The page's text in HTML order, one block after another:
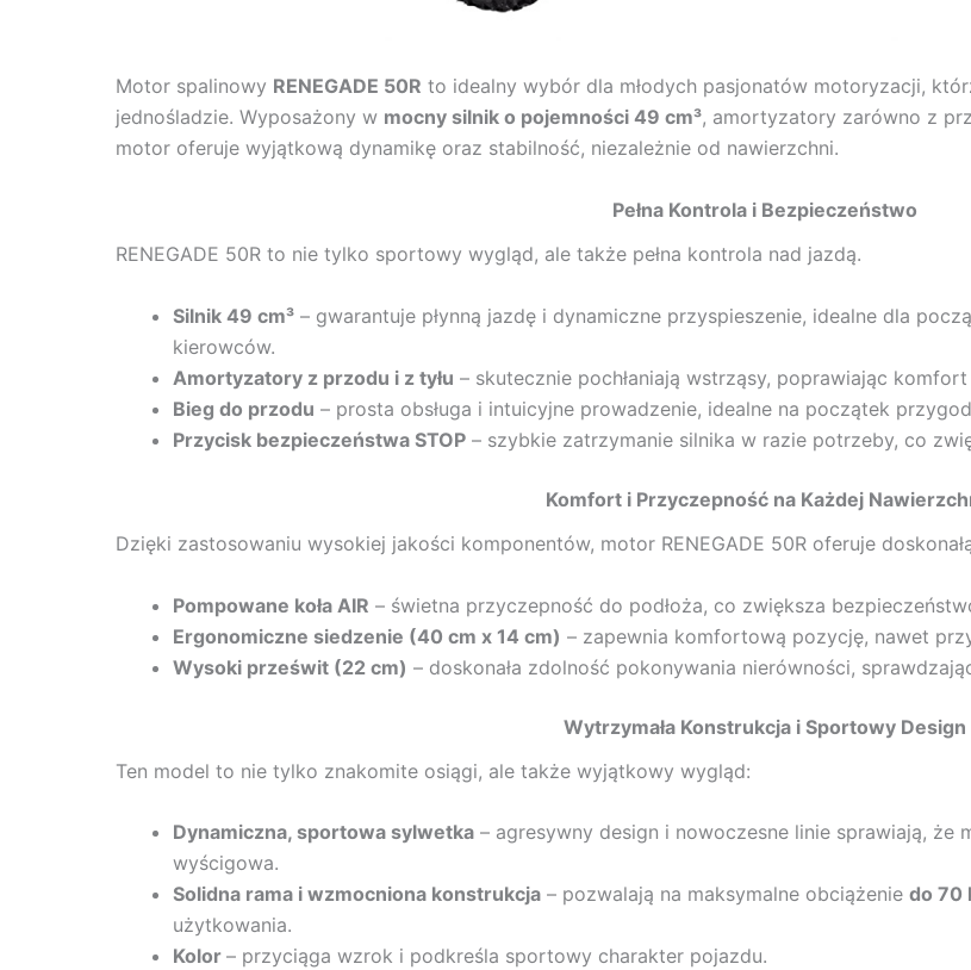
Motor spalinowy RENEGADE 50R to idealny wybór dla młodych pasjonatów motoryzacji,
jednośladzie. Wyposażony w mocny silnik o pojemności 49 cm³, amortyzatory zarówno z
motor oferuje wyjątkową dynamikę oraz stabilność, niezależnie od nawierzchni.
Pełna Kontrola i Bezpieczeństwo
RENEGADE 50R to nie tylko sportowy wygląd, ale także pełna kontrola nad jazdą.
Silnik 49 cm³ – gwarantuje płynną jazdę i dynamiczne przyspieszenie, idealne dla
kierowców.
Amortyzatory z przodu i z tyłu – skutecznie pochłaniają wstrząsy, poprawiając
Bieg do przodu – prosta obsługa i intuicyjne prowadzenie, idealne na początek
Przycisk bezpieczeństwa STOP – szybkie zatrzymanie silnika w razie potrzeby, co
Komfort i Przyczepność na Każdej
Dzięki zastosowaniu wysokiej jakości komponentów, motor RENEGADE 50R oferuje
Pompowane koła AIR – świetna przyczepność do podłoża, co zwiększa
Ergonomiczne siedzenie (40 cm x 14 cm) – zapewnia komfortową pozycję, nawet
Wysoki prześwit (22 cm) – doskonała zdolność pokonywania nierówności,
Wytrzymała Konstrukcja i Sportowy Design
Ten model to nie tylko znakomite osiągi, ale także wyjątkowy wygląd:
Dynamiczna, sportowa sylwetka – agresywny design i nowoczesne linie sprawiają, że
wyścigowa.
Solidna rama i wzmocniona konstrukcja – pozwalają na maksymalne obciążenie do 70
użytkowania.
Kolor – przyciąga wzrok i podkreśla sportowy charakter pojazdu.